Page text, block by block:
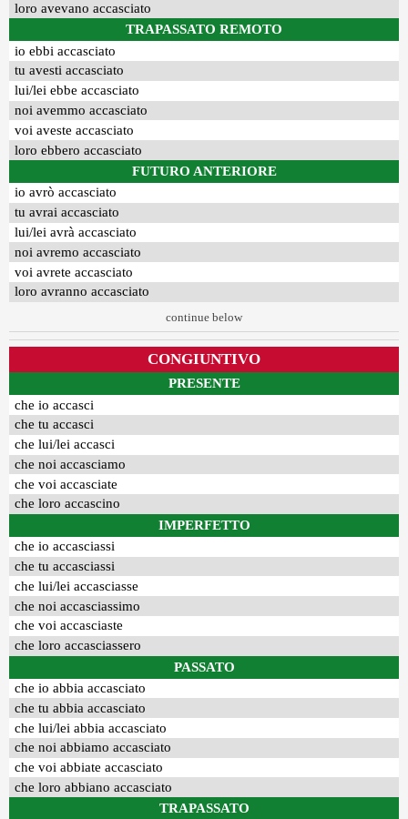
loro avevano accasciato
TRAPASSATO REMOTO
io ebbi accasciato
tu avesti accasciato
lui/lei ebbe accasciato
noi avemmo accasciato
voi aveste accasciato
loro ebbero accasciato
FUTURO ANTERIORE
io avrò accasciato
tu avrai accasciato
lui/lei avrà accasciato
noi avremo accasciato
voi avrete accasciato
loro avranno accasciato
continue below
CONGIUNTIVO
PRESENTE
che io accasci
che tu accasci
che lui/lei accasci
che noi accasciamo
che voi accasciate
che loro accascino
IMPERFETTO
che io accasciassi
che tu accasciassi
che lui/lei accasciasse
che noi accasciassimo
che voi accasciaste
che loro accasciassero
PASSATO
che io abbia accasciato
che tu abbia accasciato
che lui/lei abbia accasciato
che noi abbiamo accasciato
che voi abbiate accasciato
che loro abbiano accasciato
TRAPASSATO